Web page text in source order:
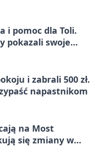
i pomoc dla Toli.
pokazali swoje
i zabrali 500 zł.
napastnikom
na Most
się zmiany w